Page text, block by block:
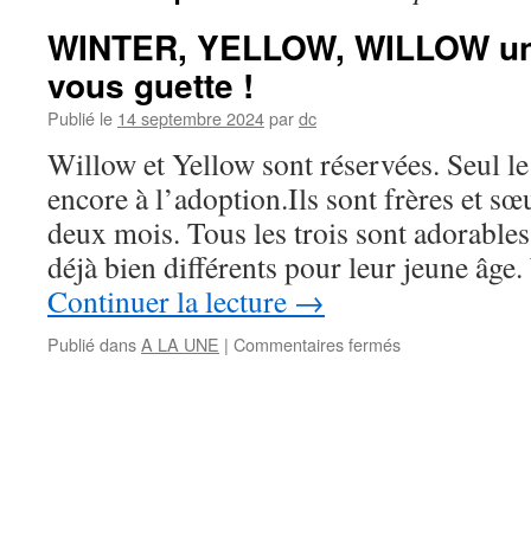
WINTER, YELLOW, WILLOW
vous guette !
Publié le 14 septembre 2024pardc
Willow et Yellow sont réservées. Seul
encore à l’adoption.Ils sont frères et
deux mois. Tous les trois sont
déjà bien différents pour leur jeune
Continuer la lecture →
Publié dansA LA UNE | Commentaires ferméssur